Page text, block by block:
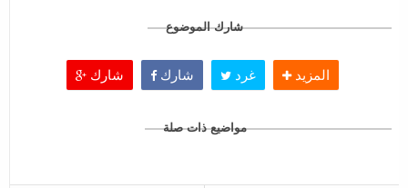
شارك الموضوع
شارك شارك غرد المزيد
مواضيع ذات صلة